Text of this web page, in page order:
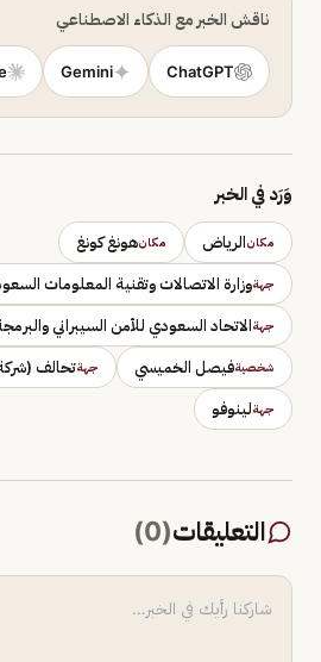
ناقش الخبر مع الذكاء الاصطناعي
ChatGPT
Gemini
وَرَد في الخبر
مكانالرياض مكانهونغ كونغ
جهةوزارة الاتصالات وتقنية المعلومات
جهةالاتحاد السعودي للأمن السيبراني
شخصيةفيصل الخميسي جهةتحالف
جهةلينوفو
التعليقات(
0
)